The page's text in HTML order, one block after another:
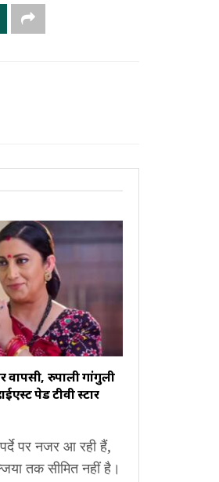
वापसी, रुपाली गांगुली
पेड टीवी स्टार
पर नजर आ रही हैं,
तक सीमित नहीं है।